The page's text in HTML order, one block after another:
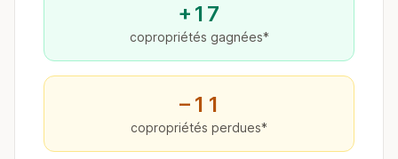
+17
copropriétés gagnées*
−11
copropriétés perdues*